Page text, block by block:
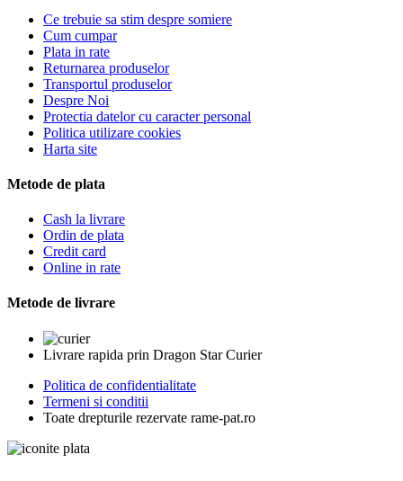
Ce trebuie sa stim despre somiere
Cum cumpar
Plata in rate
Returnarea produselor
Transportul produselor
Despre Noi
Protectia datelor cu caracter personal
Politica utilizare cookies
Harta site
Metode de plata
Cash la livrare
Ordin de plata
Credit card
Online in rate
Metode de livrare
Livrare rapida prin Dragon Star Curier
Politica de confidentialitate
Termeni si conditii
Toate drepturile rezervate rame-pat.ro